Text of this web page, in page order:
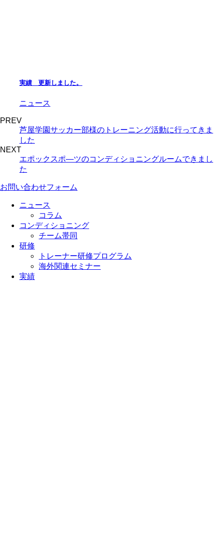
実績 更新しました。
ニュース
PREV
芦屋学園サッカー部様のトレーニング活動に行ってきま
した
NEXT
エポックスポ―ツのコンディショニングルームできまし
た
お問い合わせフォーム
ニュース
コラム
コンディショニング
チーム帯同
研修
トレーナー研修プログラム
海外関連セミナー
実績